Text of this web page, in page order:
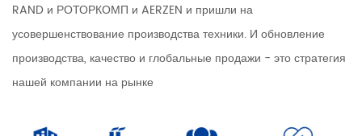
RAND и РОТОРКОМП и AERZEN и пришли на
усовершенствование производства техники. И обновление
производства, качество и глобальные продажи - это стратегия
нашей компании на рынке